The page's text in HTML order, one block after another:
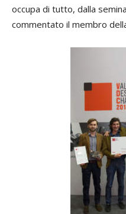
occupa di tutto, dalla
commentato il membro